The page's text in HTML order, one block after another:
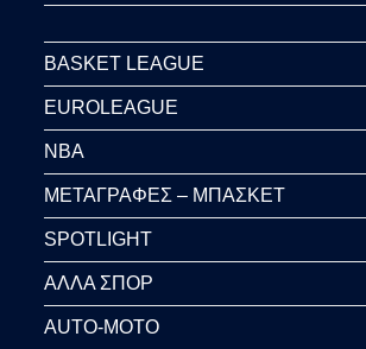
BASKET LEAGUE
EUROLEAGUE
NBA
ΜΕΤΑΓΡΑΦΕΣ – ΜΠΑΣΚΕΤ
SPOTLIGHT
ΑΛΛΑ ΣΠΟΡ
AUTO-MOTO